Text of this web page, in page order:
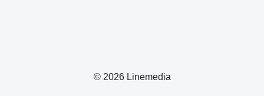
© 2026 Linemedia